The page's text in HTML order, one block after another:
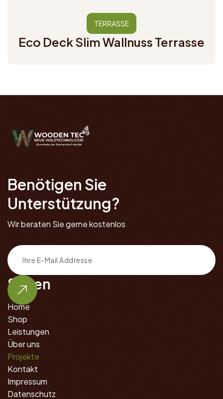
TERRASSE
Eco Deck Slim Wallnuss Terrasse
Benötigen Sie
Unterstützung?
Wir beraten Sie gerne kostenlos
Seiten
Home
Shop
Leistungen
Über uns
Projekte
Kontakt
Impressum
Datenschutz